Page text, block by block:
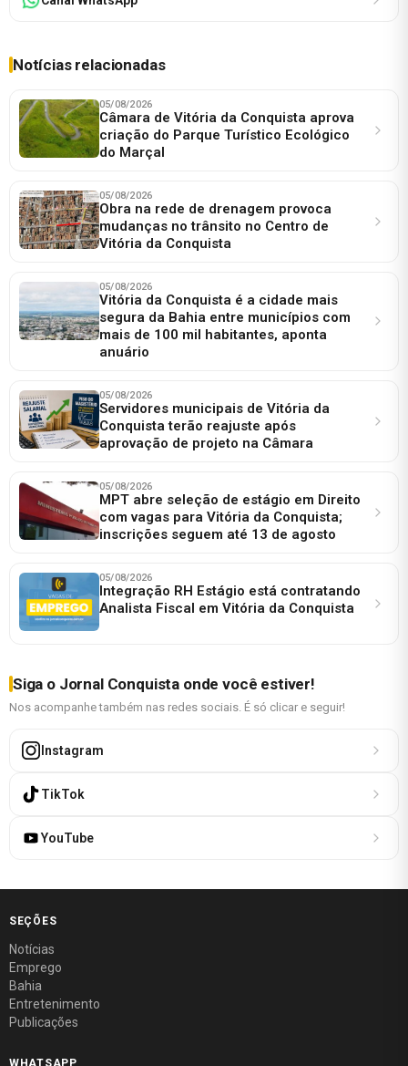
Notícias relacionadas
05/08/2026
Câmara de Vitória da Conquista aprova
criação do Parque Turístico Ecológico
do Marçal
05/08/2026
Obra na rede de drenagem provoca
mudanças no trânsito no Centro de
Vitória da Conquista
05/08/2026
Vitória da Conquista é a cidade mais
segura da Bahia entre municípios com
mais de 100 mil habitantes, aponta
anuário
05/08/2026
Servidores municipais de Vitória da
Conquista terão reajuste após
aprovação de projeto na Câmara
05/08/2026
MPT abre seleção de estágio em Direito
com vagas para Vitória da Conquista;
inscrições seguem até 13 de agosto
05/08/2026
Integração RH Estágio está contratando
Analista Fiscal em Vitória da Conquista
Siga o Jornal Conquista onde você estiver!
Nos acompanhe também nas redes sociais. É só clicar e seguir!
Instagram
TikTok
YouTube
SEÇÕES
Notícias
Emprego
Bahia
Entretenimento
Publicações
WHATSAPP